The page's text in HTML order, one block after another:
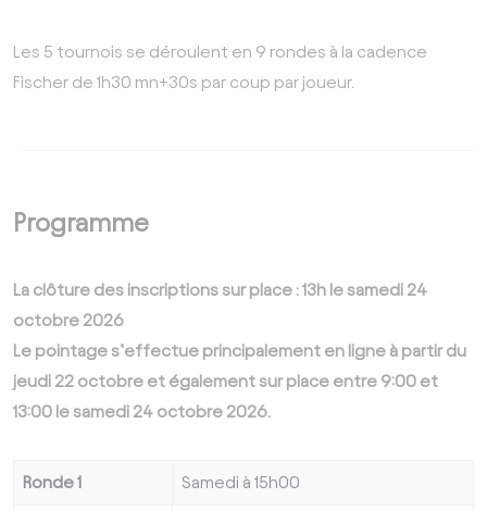
Les 5 tournois se déroulent en 9 rondes à la cadence
Fischer de 1h30 mn+30s par coup par joueur.
Programme
La clôture des inscriptions sur place : 13h le samedi 24
octobre 2026
Le pointage s’effectue principalement en ligne à partir du
jeudi 22 octobre et également sur place entre 9:00 et
13:00 le samedi 24 octobre 2026.
Ronde 1 Samedi à 15h00